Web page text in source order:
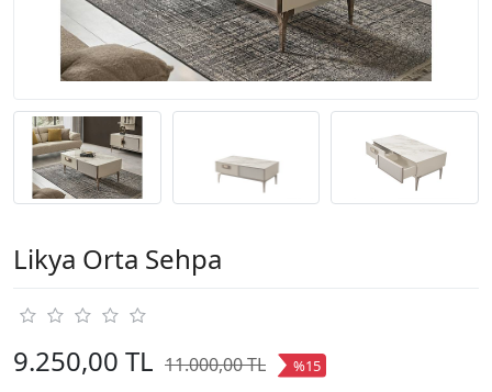
Likya Orta Sehpa
9.250,00 TL 11.000,00 TL %15